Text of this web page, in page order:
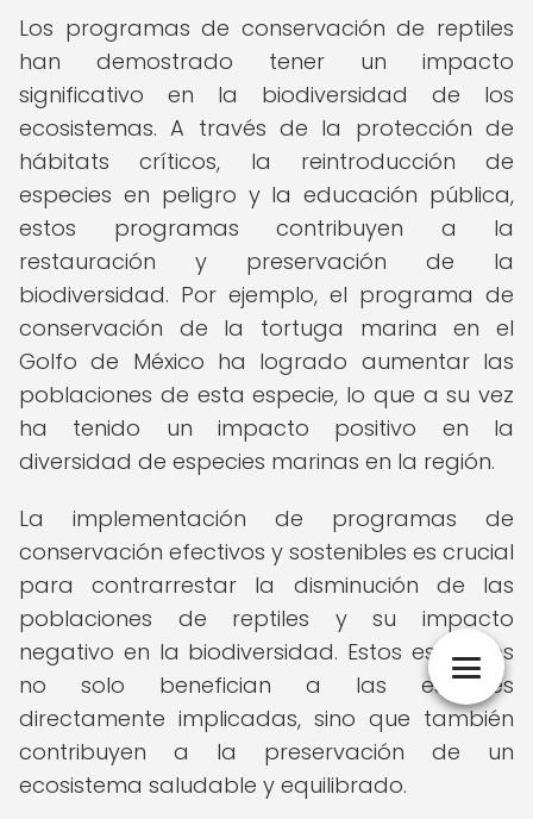
Los programas de conservación de reptiles
han demostrado tener un impacto
significativo en la biodiversidad de los
ecosistemas. A través de la protección de
hábitats críticos, la reintroducción de
especies en peligro y la educación pública,
estos programas contribuyen a la
restauración y preservación de la
biodiversidad. Por ejemplo, el programa de
conservación de la tortuga marina en el
Golfo de México ha logrado aumentar las
poblaciones de esta especie, lo que a su vez
ha tenido un impacto positivo en la
diversidad de especies marinas en la región.
La implementación de programas de
conservación efectivos y sostenibles es crucial
para contrarrestar la disminución de las
poblaciones de reptiles y su impacto
negativo en la biodiversidad. Estos esfuerzos
no solo benefician a las especies
directamente implicadas, sino que también
contribuyen a la preservación de un
ecosistema saludable y equilibrado.